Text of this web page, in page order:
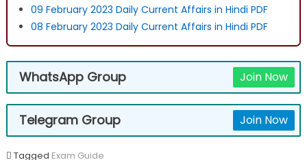
09 February 2023 Daily Current Affairs in Hindi PDF
08 February 2023 Daily Current Affairs in Hindi PDF
WhatsApp Group Join Now
Telegram Group Join Now
Tagged Exam Guide